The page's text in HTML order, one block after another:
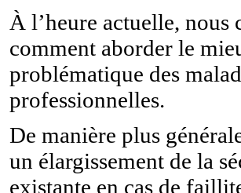
À l’heure actuelle, nous
comment aborder le
problématique des
professionnelles.
De manière plus
un élargissement de la
existante en cas de